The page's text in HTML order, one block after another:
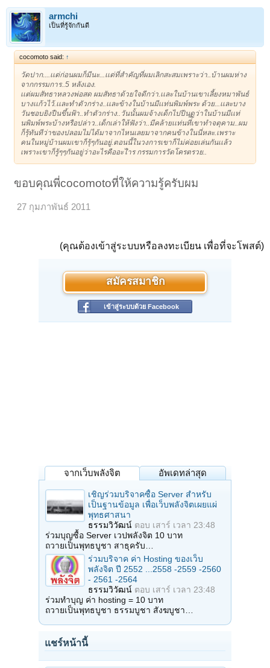
armchi
เป็นที่รู้จักกันดี
cocomoto said: ↑
วัดปาก....เเต่ก่อนผมก็มีนะ...เเต่ที่สำคัญที่ผมเลิกสะสมเพราะว่า..บ้านผมห่าง
จากกรรมการ..5 หลังเอง.
เเต่ผมสัทธาหลวงพ่อสด ผมสัทธาด้วยใจดีกว่า.เเละในบ้านเขาเลี้ยงหมาพันธ์
บางเเก้วไว้.เเละทำตัวกร่าง..เเละข้างในบ้านมีเเท่นพิมพ์พระ ด้วย...เเละบาง
วันชอบยิงปืนขึ้นฟ้า..ทำตัวกร่าง..วันนั้นผมจ้างเด็กไปปีนดูว่าในบ้านมีเเท่
นพิมพ์พระบ้างหรือปล่าว..เด็กเล่าให้ฟังว่า..มีคล้ายเเท่นที่ึเขาทำจตุคาม..ผม
ก็รุ้ทันทีว่าของปลอมไม่ได้มาจากไหนเลยมาจากคนข้างในนี่หละ.เพราะ
คนในหมู่บ้านผมเขาก็รุ้ๆกันอยู่.ตอนนี้ในวงการเขาก็ไม่ค่อยเล่นกันเเล้ว
เพราะเขาก็รู้ๆๆกันอยู่ว่าอะไรคืออะไำร กรรมการวัดโครตรวย..
ขอบคุณพี่cocomotoที่ให้ความรู้ครับผม
27 กุมภาพันธ์ 2011
(คุณต้องเข้าสู่ระบบหรือลงทะเบียน เพื่อที่จะโพสต์)
สมัครสมาชิก
เข้าสู่ระบบด้วย Facebook
จากเว็บพลังจิต อัพเดทล่าสุด
เชิญร่วมบริจาคซื้อ Server สำหรับ
เป็นฐานข้อมูล เพื่อเว็บพลังจิตเผยแผ่
พุทธศาสนา
ธรรมวิวัฒน์ ตอบ เสาร์ เวลา 23:48
ร่วมบุญซื้อ Server เวปพลังจิต 10 บาท
ถวายเป็นพุทธบูชา สาธุครับ…
ร่วมบริจาค ค่า Hosting ของเว็บ
พลังจิต ปี 2552 ...2558 -2559 -2560
- 2561 -2564
ธรรมวิวัฒน์ ตอบ เสาร์ เวลา 23:48
ร่วมทำบุญ ค่า hosting = 10 บาท
ถวายเป็นพุทธบูชา ธรรมบูชา สังฆบูชา…
แชร์หน้านี้